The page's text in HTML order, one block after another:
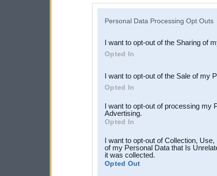
Downstream Participants
third parties.
Personal Data Processing Opt Outs
I want to opt-out of the Sharing of
Opted In
I want to opt-out of the Sale of my
Opted In
I want to opt-out of processing my
Advertising.
Opted In
I want to opt-out of Collection,
of my Personal Data that Is
it was collected.
Opted Out